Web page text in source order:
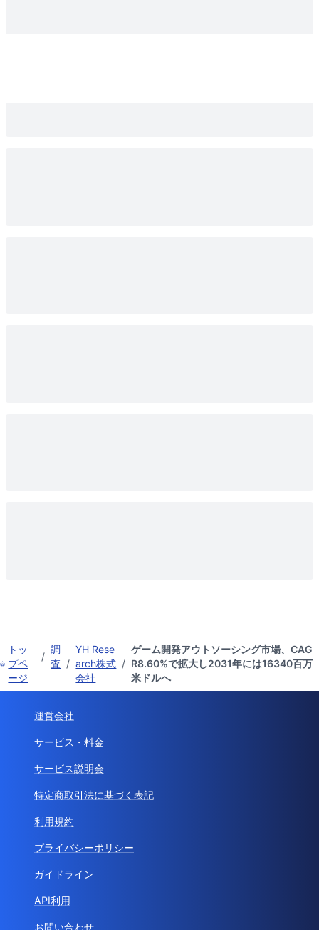
トッ
プペ
ージ
/
調
査 /
YH Rese
arch株式
会社
/
ゲーム開発アウトソーシング市場、CAG
R8.60%で拡大し2031年には16340百万
米ドルへ
運営会社
サービス・料金
サービス説明会
特定商取引法に基づく表記
利用規約
プライバシーポリシー
ガイドライン
API利用
お問い合わせ